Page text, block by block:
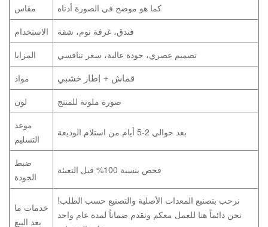
مقاس
كما هو موضح في الصورة أدناه
الاستخدام
فندق، غرفة نوم، شقة
المزايا
تصميم عصري، جودة عالية، سعر تنافسي
مواد
قماش + إطار خشبي
لون
صورة ملونة للمنتج
موعد
التسليم
بعد حوالي 2-5 أيام من استلام الوديعة
ضبط
الجودة
فحص بنسبة 100% قبل التعبئة
خدمات ما
بعد البيع
نرحب بتصنيع المعدات الأصلية والتصنيع حسب الطلب!
نحن دائماً هنا للعمل معكم ونقدم ضماناً لمدة عام واحد